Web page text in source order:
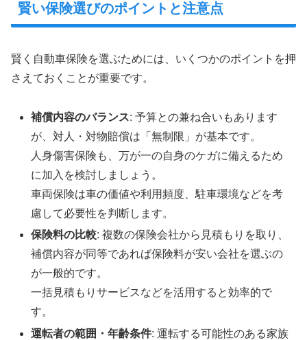
賢い保険選びのポイントと注意点
賢く自動車保険を選ぶためには、いくつかのポイントを押
さえておくことが重要です。
補償内容のバランス: 予算との兼ね合いもあります
が、対人・対物賠償は「無制限」が基本です。
人身傷害保険も、万が一の自身のケガに備えるため
に加入を検討しましょう。
車両保険は車の価値や利用頻度、駐車環境などを考
慮して必要性を判断します。
保険料の比較: 複数の保険会社から見積もりを取り、
補償内容が同等であれば保険料が安い会社を選ぶの
が一般的です。
一括見積もりサービスなどを活用すると効率的で
す。
運転者の範囲・年齢条件: 運転する可能性のある家族